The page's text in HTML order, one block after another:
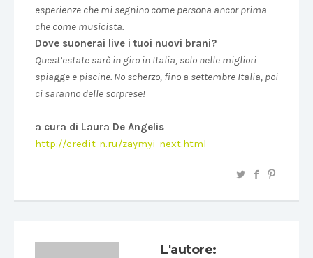
esperienze che mi segnino come persona ancor prima
che come musicista.
Dove suonerai live i tuoi nuovi brani?
Quest’estate sarò in giro in Italia, solo nelle migliori
spiagge e piscine. No scherzo, fino a settembre Italia, poi
ci saranno delle sorprese!
a cura di Laura De Angelis
http://credit-n.ru/zaymyi-next.html
L'autore: